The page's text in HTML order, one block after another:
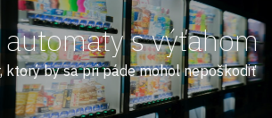
s výťahom
ktorý by sa pri páde mohol nepoškodiť